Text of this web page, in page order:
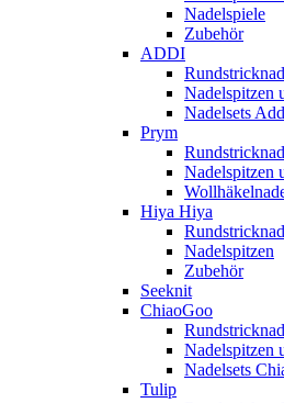
Nadelspiele
Zubehör
ADDI
Nadelspitzen
Nadelsets
Prym
Nadelspitzen
Hiya Hiya
Nadelspitzen
Zubehör
Seeknit
ChiaoGoo
Nadelspitzen
Nadelsets
Tulip